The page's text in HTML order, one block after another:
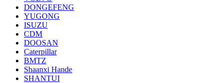
DONGEFENG
YUGONG
ISUZU
CDM
DOOSAN
Caterpillar
BMTZ
Shaanxi Hande
SHANTUI